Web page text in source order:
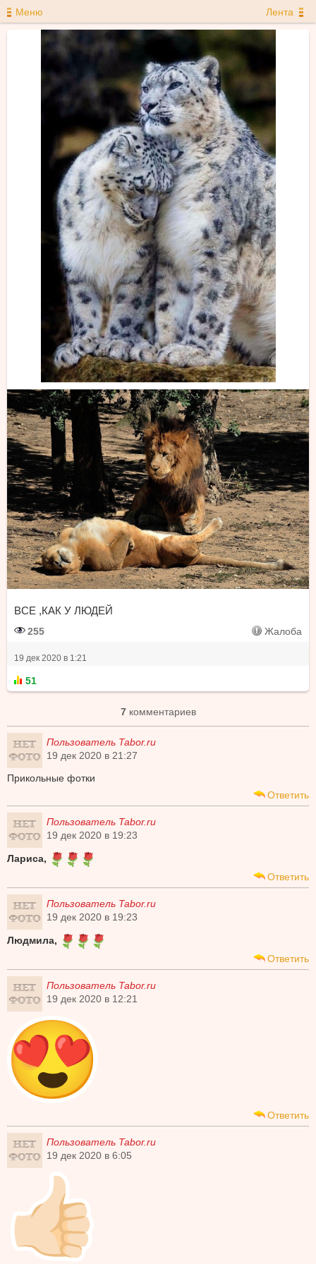
Меню Лента
ВСЕ ,КАК У ЛЮДЕЙ
255 Жалоба
19 дек 2020 в 1:21
51
7 комментариев
Пользователь Tabor.ru
19 дек 2020 в 21:27
Прикольные фотки
Ответить
Пользователь Tabor.ru
19 дек 2020 в 19:23
Лариса,
Ответить
Пользователь Tabor.ru
19 дек 2020 в 19:23
Людмила,
Ответить
Пользователь Tabor.ru
19 дек 2020 в 12:21
Ответить
Пользователь Tabor.ru
19 дек 2020 в 6:05